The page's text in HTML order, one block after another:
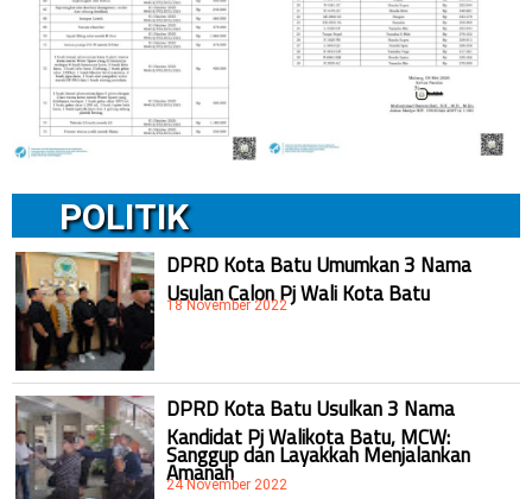
POLITIK
DPRD Kota Batu Umumkan 3 Nama
Usulan Calon Pj Wali Kota Batu
18 November 2022
DPRD Kota Batu Usulkan 3 Nama
Kandidat Pj Walikota Batu, MCW:
Sanggup dan Layakkah Menjalankan
Amanah
24 November 2022